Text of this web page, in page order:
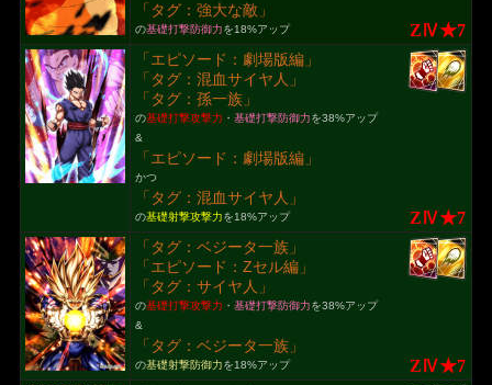
「タグ：強大な敵」
の基礎打撃防御力を18%アップ ZⅣ★7
「エピソード：劇場版編」
「タグ：混血サイヤ人」
「タグ：孫一族」
の基礎打撃攻撃力 ・ 基礎打撃防御力を38%アップ
&
「エピソード：劇場版編」
かつ
「タグ：混血サイヤ人」
の基礎射撃攻撃力を18%アップ ZⅣ★7
「タグ：ベジータ一族」
「エピソード：Zセル編」
「タグ：サイヤ人」
の基礎打撃攻撃力 ・ 基礎打撃防御力を38%アップ
&
「タグ：ベジータ一族」
の基礎射撃防御力を18%アップ ZⅣ★7